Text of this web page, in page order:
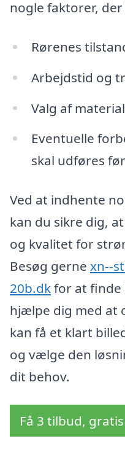
nogle faktorer,
Rørenes
Arbejdstid og
Valg af
Eventuelle
skal udføres
Ved at indhente
kan du sikre dig,
og kvalitet for
Besøg gerne xn--
20b.dkfor at finde
hjælpe dig med at
kan få et klart
og vælge den
dit behov.
Få 3 tilbud,